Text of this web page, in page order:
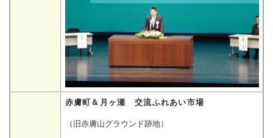
赤膚町＆月ヶ瀬 交流ふれあい市場
（旧赤膚山グラウンド跡地）